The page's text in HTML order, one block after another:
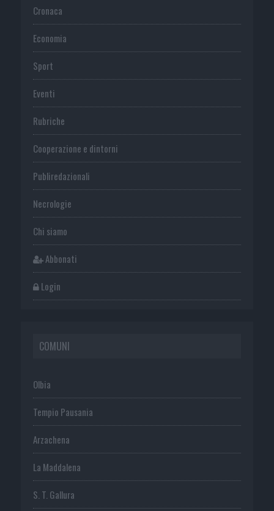
Cronaca
Economia
Sport
Eventi
Rubriche
Cooperazione e dintorni
Publiredazionali
Necrologie
Chi siamo
Abbonati
Login
COMUNI
Olbia
Tempio Pausania
Arzachena
La Maddalena
S. T. Gallura